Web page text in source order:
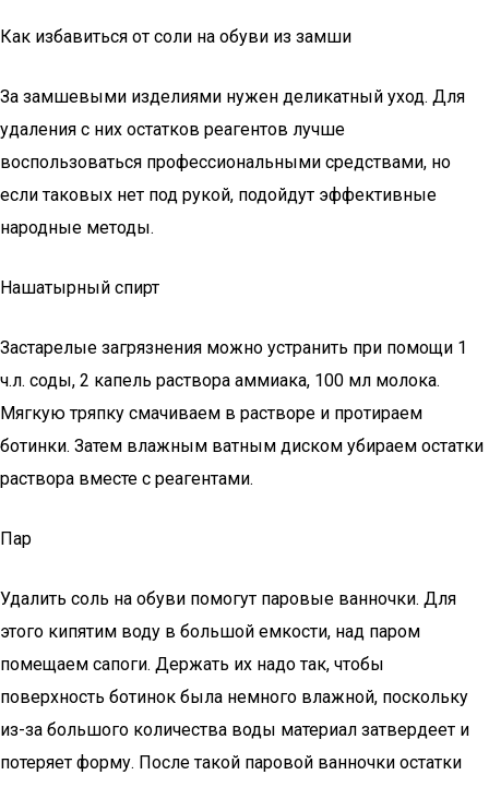
Как избавиться от соли на обуви из замши
За замшевыми изделиями нужен деликатный уход. Для
удаления с них остатков реагентов лучше
воспользоваться профессиональными средствами, но
если таковых нет под рукой, подойдут эффективные
народные методы.
Нашатырный спирт
Застарелые загрязнения можно устранить при помощи 1
ч.л. соды, 2 капель раствора аммиака, 100 мл молока.
Мягкую тряпку смачиваем в растворе и протираем
ботинки. Затем влажным ватным диском убираем остатки
раствора вместе с реагентами.
Пар
Удалить соль на обуви помогут паровые ванночки. Для
этого кипятим воду в большой емкости, над паром
помещаем сапоги. Держать их надо так, чтобы
поверхность ботинок была немного влажной, поскольку
из-за большого количества воды материал затвердеет и
потеряет форму. После такой паровой ванночки остатки